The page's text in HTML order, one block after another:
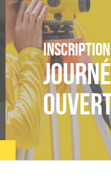
Inscription